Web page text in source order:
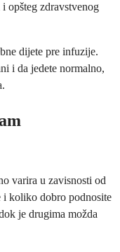
opšteg zdravstvenog
dijete pre infuzije.
i da jedete normalno,
varira u zavisnosti od
i koliko dobro podnosite
je drugima možda